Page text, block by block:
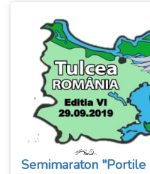
Semimaraton